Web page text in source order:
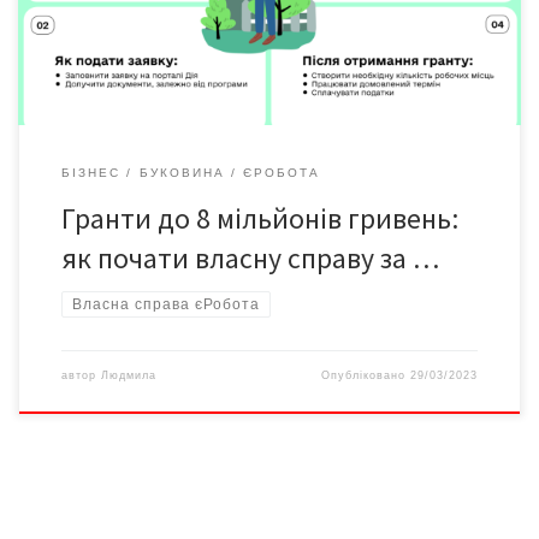
розвивати свій бізнес, і, як наслідок, підтримувати економіку,
держава продовжує допомагати вже […]
БІЗНЕС БУКОВИНА ЄРОБОТА
Гранти до 8 мільйонів гривень:
як почати власну справу за …
Власна справа єРобота
автор Людмила Опубліковано 29/03/2023